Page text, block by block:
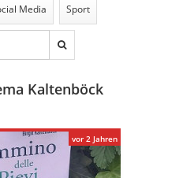
Media Sport
Kaltenböck
vor 2 Jahren